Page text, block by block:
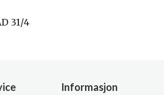
31/4
Informasjon